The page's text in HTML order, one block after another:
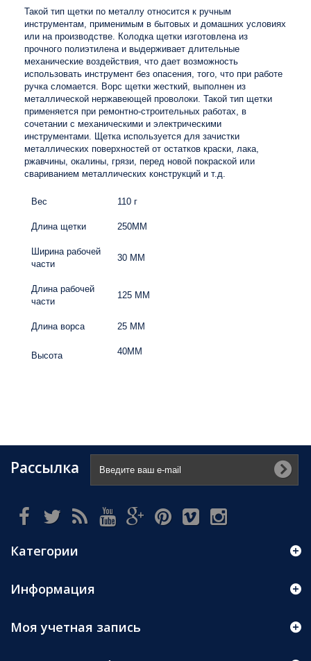
Такой тип щетки по металлу относится к ручным
инструментам, применимым в бытовых и домашних условиях
или на производстве. Колодка щетки изготовлена из
прочного полиэтилена и выдерживает длительные
механические воздействия, что дает возможность
использовать инструмент без опасения, того, что при работе
ручка сломается. Ворс щетки жесткий, выполнен из
металлической нержавеющей проволоки. Такой тип щетки
применяется при ремонтно-строительных работах, в
сочетании с механическими и электрическими
инструментами. Щетка используется для зачистки
металлических поверхностей от остатков краски, лака,
ржавчины, окалины, грязи, перед новой покраской или
свариванием металлических конструкций и т.д.
Вес 110 г
Длина щетки 250ММ
Ширина рабочей
части
30 ММ
Длина рабочей
части
125 ММ
Длина ворса 25 ММ
Высота 40ММ
Рассылка
Категории
Информация
Моя учетная запись